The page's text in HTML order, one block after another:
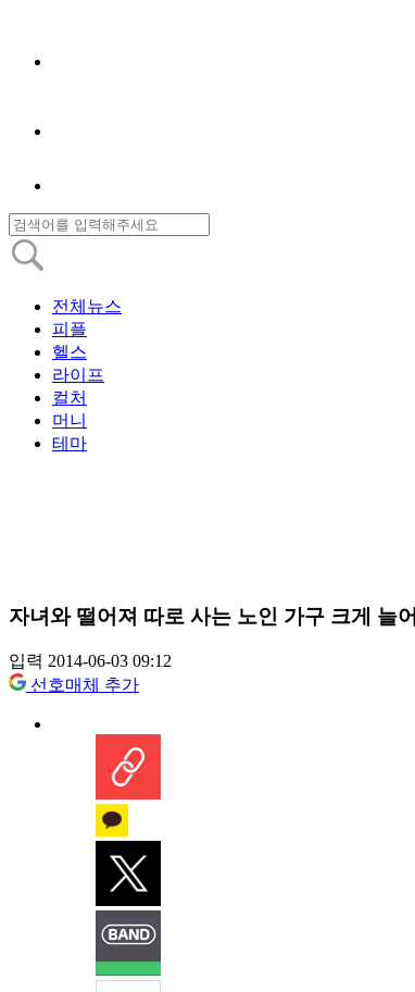
전체뉴스
피플
헬스
라이프
컬처
머니
테마
자녀와 떨어져 따로 사는 노인 가구 크게 늘어
입력 2014-06-03 09:12
선호매체 추가